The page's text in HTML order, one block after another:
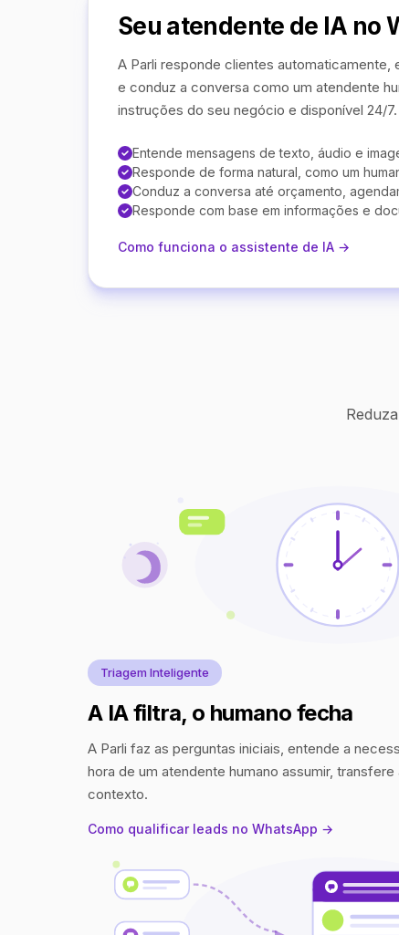
Seu atendente de IA no
A Parli responde clientes automaticamente,
e conduz a conversa como um atendente
instruções do seu negócio e disponível 24/7.
Entende mensagens de texto, áudio e
Responde de forma natural, como um
Conduz a conversa até orçamento,
Responde com base em informações e
Como funciona o assistente de IA →
Triagem Inteligente
A IA filtra, o humano fecha
A Parli faz as perguntas iniciais, entende a
hora de um atendente humano assumir,
contexto.
Como qualificar leads no WhatsApp →